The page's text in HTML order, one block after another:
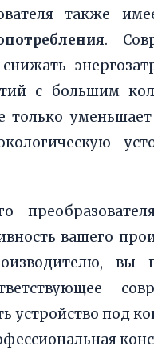
также
.
с большим
только
вашего
вы
устройство под